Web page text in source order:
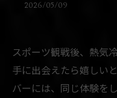
2026/05/09
スポーツ観戦後、熱気
手に出会えたら嬉しい
バーには、同じ体験を